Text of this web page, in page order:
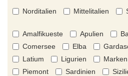
Norditalien Mittelitalien
Amalfikueste Apulien
Comersee
Elba
Latium
Ligurien Marken
Piemont
Sardinien